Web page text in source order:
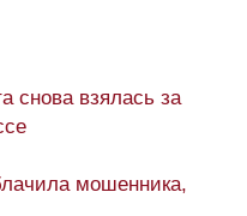
снова взялась за
мошенника,